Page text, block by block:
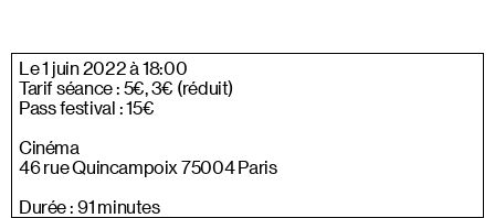
Le 1 juin 2022 à 18:00
Tarif séance : 5€, 3€ (réduit)
Pass festival : 15€
Cinéma
46 rue Quincampoix 75004 Paris
Durée : 91 minutes